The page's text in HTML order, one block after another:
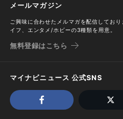
メールマガジン
ご興味に合わせたメルマガを配信してお
イフ、エンタメ/ホビーの3種類を用意。
無料登録はこちら
マイナビニュース 公式SNS